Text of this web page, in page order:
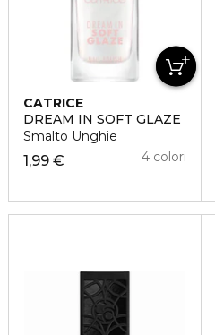
CATRICE
DREAM IN SOFT GLAZE
Smalto Unghie
1,99 € 4 colori